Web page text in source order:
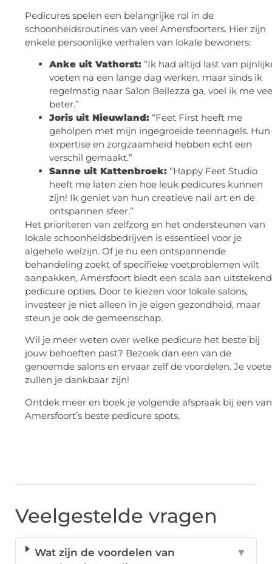
Pedicures spelen een belangrijke rol in de
schoonheidsroutines van veel Amersfoorters. Hier zijn
enkele persoonlijke verhalen van lokale bewoners:
Anke uit Vathorst: “Ik had altijd last van
voeten na een lange dag werken, maar sinds ik
regelmatig naar Salon Bellezza ga, voel ik me
beter.”
Joris uit Nieuwland: “Feet First heeft me
geholpen met mijn ingegroeide teennagels. Hun
expertise en zorgzaamheid hebben echt een
verschil gemaakt.”
Sanne uit Kattenbroek: “Happy Feet Studio
heeft me laten zien hoe leuk pedicures kunnen
zijn! Ik geniet van hun creatieve nail art en de
ontspannen sfeer.”
Het prioriteren van zelfzorg en het ondersteunen van
lokale schoonheidsbedrijven is essentieel voor je
algehele welzijn. Of je nu een ontspannende
behandeling zoekt of specifieke voetproblemen wilt
aanpakken, Amersfoort biedt een scala aan
pedicure opties. Door te kiezen voor lokale salons,
investeer je niet alleen in je eigen gezondheid, maar
steun je ook de gemeenschap.
Wil je meer weten over welke pedicure het beste bij
jouw behoeften past? Bezoek dan een van de
genoemde salons en ervaar zelf de voordelen. Je
zullen je dankbaar zijn!
Ontdek meer en boek je volgende afspraak bij een van
Amersfoort’s beste pedicure spots.
Veelgestelde vragen
Wat zijn de voordelen van
▼